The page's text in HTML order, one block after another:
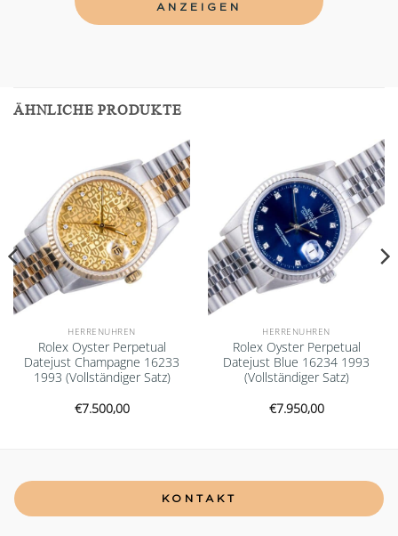
ANZEIGEN
ÄHNLICHE PRODUKTE
Add to
wishlist
HERRENUHREN
Rolex Oyster Perpetual
Datejust Champagne 16233
1993 (Vollständiger Satz)
€7.500,00
Add to
wishlist
HERRENUHREN
Rolex Oyster Perpetual
Datejust Blue 16234 1993
(Vollständiger Satz)
€7.950,00
KONTAKT